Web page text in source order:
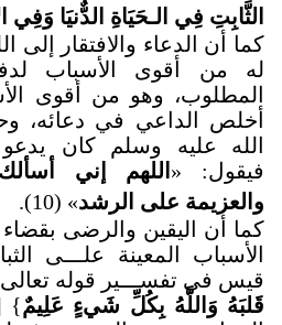
الثَّابِتِ فِي الـحَيَاةِ الدٌّنيَا وَفِي
كما أن الدعاء والافتقار إلى
له من أقوى الأسباب
المطلوب، وهو من أقوى
أخلص الداعي في دعائه،
الله عليه وسلم كان يدعو
فيقول: « اللهم إني
والعزيمة على الرشد» (10).
كما أن اليقين والرضى
الأسباب المعينة علـــى
قيس في تفســـير قوله
قَلبَهُ وَاللَّهُ بِكُلِّ شَيءٍ عَلِيمٌ